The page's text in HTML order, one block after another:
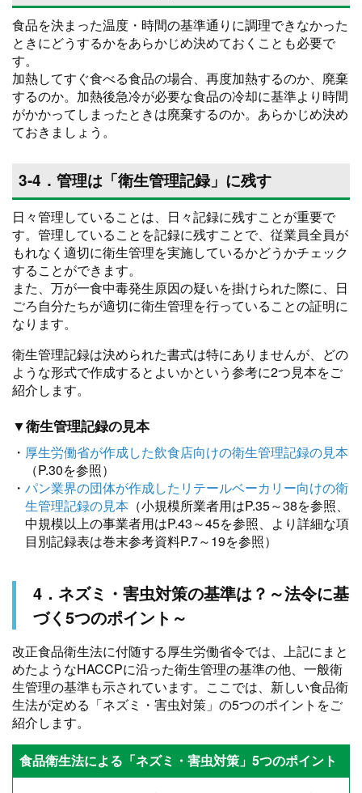
食品を決まった温度・時間の基準通りに調理できなかった
ときにどうするかをあらかじめ決めておくことも必要で
す。
加熱してすぐ食べる食品の場合、再度加熱するのか、廃棄
するのか。加熱後急冷が必要な食品の冷却に基準より時間
がかかってしまったときは廃棄するのか。あらかじめ決め
ておきましょう。
3-4．管理は「衛生管理記録」に残す
日々管理していることは、日々記録に残すことが重要で
す。管理していることを記録に残すことで、従業員全員が
もれなく適切に衛生管理を実施しているかどうかチェック
することができます。
また、万が一食中毒発生原因の疑いを掛けられた際に、日
ごろ自分たちが適切に衛生管理を行っていることの証明に
なります。
衛生管理記録は決められた書式は特にありませんが、どの
ような形式で作成するとよいかという参考に2つ見本をご
紹介します。
▼衛生管理記録の見本
・ 厚生労働省が作成した飲食店向けの衛生管理記録の見本
（P.30を参照）
・ パン業界の団体が作成したリテールベーカリー向けの衛
生管理記録の見本 （小規模所業者用はP.35～38を参照、
中規模以上の事業者用はP.43～45を参照、より詳細な項
目別記録表は巻末参考資料P.7～19を参照）
4．ネズミ・害虫対策の基準は？～法令に基
づく5つのポイント～
改正食品衛生法に付随する厚生労働省令では、上記にまと
めたようなHACCPに沿った衛生管理の基準の他、一般衛
生管理の基準も示されています。ここでは、新しい食品衛
生法が定める「ネズミ・害虫対策」の5つのポイントをご
紹介します。
食品衛生法による「ネズミ・害虫対策」5つのポイント